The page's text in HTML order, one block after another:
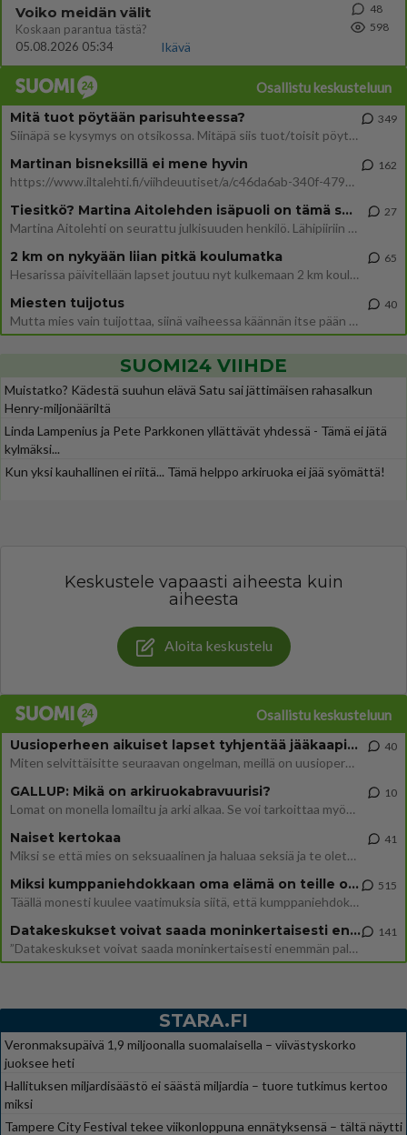
Voiko meidän välit
Koskaan parantua tästä?
05.08.2026 05:34
Ikävä
48
598
Osallistu keskusteluun
Mitä tuot pöytään parisuhteessa?
Siinäpä se kysymys on otsikossa. Mitäpä siis tuot/toisit pöytään parisuhteessa? Oletko mies vai nainen? Koetko sen mitä
349
Martinan bisneksillä ei mene hyvin
https://www.iltalehti.fi/viihdeuutiset/a/c46da6ab-340f-4790-aaa7-0865eed2336 Yrityksen konkurssihakemus on tullut kärä
162
Tiesitkö? Martina Aitolehden isäpuoli on tämä suosittu laulaja
Martina Aitolehti on seurattu julkisuuden henkilö. Lähipiiriin mahtuu muitakin tunnettuja henkilöitä. Tiesitkö, että Ma
27
2 km on nykyään liian pitkä koulumatka
Hesarissa päivitellään lapset joutuu nyt kulkemaan 2 km kouluun jösses. Ruostefillarilla tuo matka menee vaikka miten äk
65
Miesten tuijotus
Mutta mies vain tuijottaa, siinä vaiheessa käännän itse pään pois. Mikä juttu? Yleensä jos joku tuijottaa tai katsoo, hä
40
SUOMI24 VIIHDE
Muistatko? Kädestä suuhun elävä Satu sai jättimäisen rahasalkun
Henry-miljonääriltä
Linda Lampenius ja Pete Parkkonen yllättävät yhdessä - Tämä ei jätä
kylmäksi...
Kun yksi kauhallinen ei riitä... Tämä helppo arkiruoka ei jää syömättä!
Keskustele vapaasti aiheesta kuin
aiheesta
Aloita keskustelu
Osallistu keskusteluun
Uusioperheen aikuiset lapset tyhjentää jääkaapin käydessään
Miten selvittäisitte seuraavan ongelman, meillä on uusioperhe, minulla teini-ikäiset lapset ja puolisolla aikuiset, jotk
40
GALLUP: Mikä on arkiruokabravuurisi?
Lomat on monella lomailtu ja arki alkaa. Se voi tarkoittaa myös sitä, että grillailut on grillattu ja palataan arjen ruo
10
Naiset kertokaa
Miksi se että mies on seksuaalinen ja haluaa seksiä ja te olette hänen mielestänne haluttava on vastenmielistä? Mikä sii
41
Miksi kumppaniehdokkaan oma elämä on teille ongelma?
Täällä monesti kuulee vaatimuksia siitä, että kumppaniehdokkaalla ei saisi olla lemmikkejä, lapsia, kavereita, eksiä, su
515
Datakeskukset voivat saada moninkertaisesti enemmän palautuksia kuin mitä ne maksavat veroja
”Datakeskukset voivat saada moninkertaisesti enemmän palautuksia kuin mitä ne maksavat veroja”, sanoo professori Jussi K
141
STARA.FI
Veronmaksupäivä 1,9 miljoonalla suomalaisella – viivästyskorko
juoksee heti
Hallituksen miljardisäästö ei säästä miljardia – tuore tutkimus kertoo
miksi
Tampere City Festival tekee viikonloppuna ennätyksensä – tältä näytti